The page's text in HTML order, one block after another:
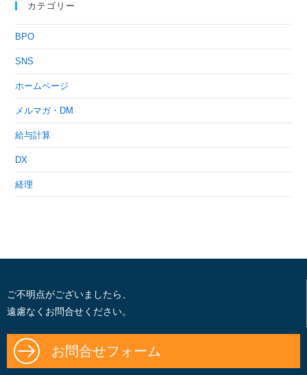
カテゴリー
BPO
SNS
ホームページ
メルマガ・DM
給与計算
DX
経理
ご不明点がございましたら、
遠慮なくお問合せください。
お問合せフォーム